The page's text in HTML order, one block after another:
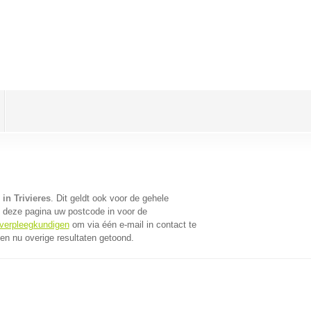
in Trivieres. Dit geldt ook voor de gehele
pagina uw postcode in voor de
om via één e-mail in contact te
nu overige resultaten getoond.